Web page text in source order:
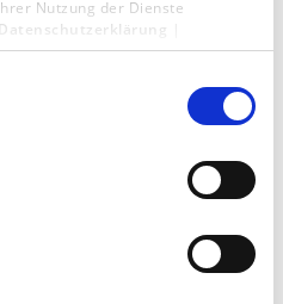
Nutzung der Dienste
Datenschutzerklärung
meine Sicht auf
Welt muss man
dem Thema
das betrifft Dinge wie